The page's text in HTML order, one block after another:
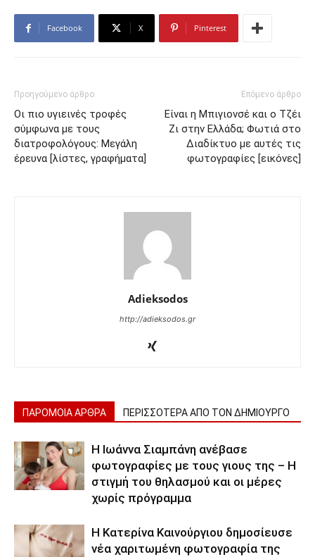
Facebook X Pinterest
Προηγούμενο άρθρο
Οι πιο υγιεινές τροφές
σύμφωνα με τους
διατροφολόγους: Μεγάλη
έρευνα [λίστες, γραφήματα]
Επόμενο άρθρο
Είναι η Μπιγιονσέ και ο Τζέι
Ζι στην Ελλάδα; Φωτιά στο
Διαδίκτυο με αυτές τις
φωτογραφίες [εικόνες]
Adieksodos
http://adieksodos.gr
ΠΑΡΟΜΟΙΑ ΑΡΘΡΑ ΠΕΡΙΣΣΟΤΕΡΑ ΑΠΟ ΤΟΝ ΔΗΜΙΟΥΡΓΟ
H Ιωάννα Σιαμπάνη ανέβασε
φωτογραφίες με τους γιους της – Η
στιγμή του θηλασμού και οι μέρες
χωρίς πρόγραμμα
Η Κατερίνα Καινούργιου δημοσίευσε
νέα χαριτωμένη φωτογραφία της